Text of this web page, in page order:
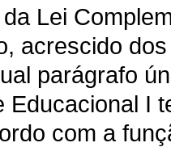
da Lei
acrescido
parágrafo
Educacional I
com a